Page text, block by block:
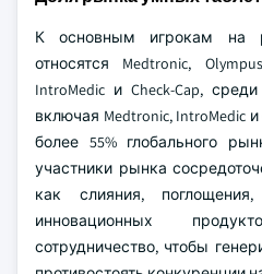
К основным игрокам на
относятся Medtronic,
IntroMedic и Check‑Cap,
включая Medtronic, IntroMedic
более 55% глобального
участники рынка
как слияния,
инновационных
сотрудничество, чтобы